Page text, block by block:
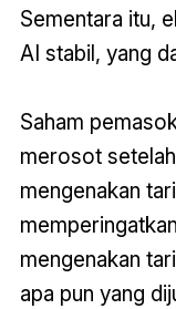
Sementara itu,
AI stabil, yang
Saham
merosot
mengenakan
mengenakan
apa pun yang